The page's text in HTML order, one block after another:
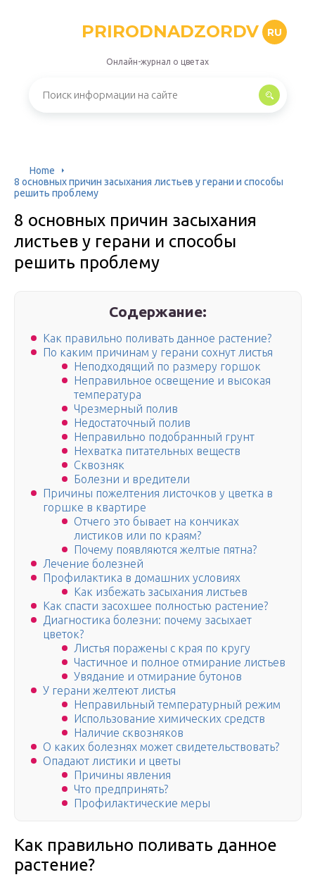
PRIRODNADZORDV RU
Онлайн-журнал о цветах
Home
8 основных причин засыхания листьев у герани и способы
решить проблему
8 основных причин засыхания
листьев у герани и способы
решить проблему
Содержание:
Как правильно поливать данное растение?
По каким причинам у герани сохнут листья
Неподходящий по размеру горшок
Неправильное освещение и высокая
температура
Чрезмерный полив
Недостаточный полив
Неправильно подобранный грунт
Нехватка питательных веществ
Сквозняк
Болезни и вредители
Причины пожелтения листочков у цветка в
горшке в квартире
Отчего это бывает на кончиках
листиков или по краям?
Почему появляются желтые пятна?
Лечение болезней
Профилактика в домашних условиях
Как избежать засыхания листьев
Как спасти засохшее полностью растение?
Диагностика болезни: почему засыхает
цветок?
Листья поражены с края по кругу
Частичное и полное отмирание листьев
Увядание и отмирание бутонов
У герани желтеют листья
Неправильный температурный режим
Использование химических средств
Наличие сквозняков
О каких болезнях может свидетельствовать?
Опадают листики и цветы
Причины явления
Что предпринять?
Профилактические меры
Как правильно поливать данное
растение?